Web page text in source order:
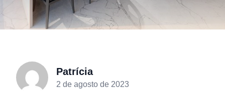
Patrícia
2 de agosto de 2023